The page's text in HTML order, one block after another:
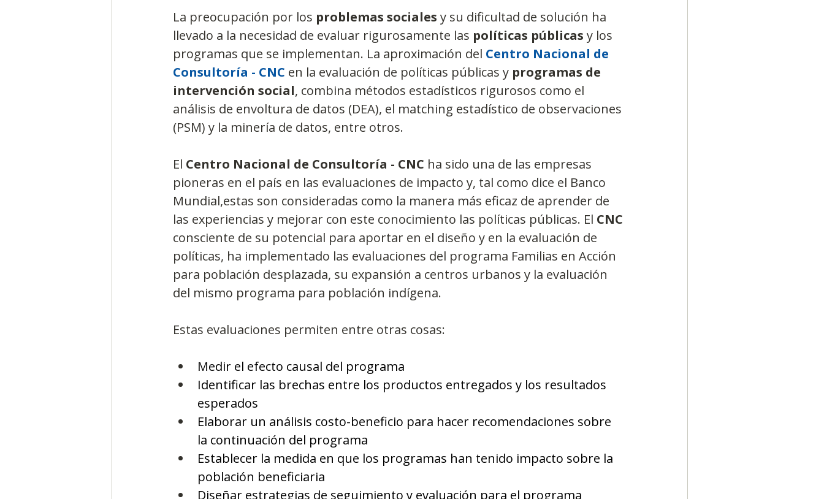
La preocupación por los problemas sociales y su dificultad de solución ha
llevado a la necesidad de evaluar rigurosamente las políticas públicas y los
programas que se implementan. La aproximación del Centro Nacional de
Consultoría - CNC en la evaluación de políticas públicas y programas de
intervención social, combina métodos estadísticos rigurosos como el
análisis de envoltura de datos (DEA), el matching estadístico de observaciones
(PSM) y la minería de datos, entre otros.
El Centro Nacional de Consultoría - CNC ha sido una de las empresas
pioneras en el país en las evaluaciones de impacto y, tal como dice el Banco
Mundial,estas son consideradas como la manera más eficaz de aprender de
las experiencias y mejorar con este conocimiento las políticas públicas. El CNC
consciente de su potencial para aportar en el diseño y en la evaluación de
políticas, ha implementado las evaluaciones del programa Familias en Acción
para población desplazada, su expansión a centros urbanos y la evaluación
del mismo programa para población indígena.
Estas evaluaciones permiten entre otras cosas:
Medir el efecto causal del programa
Identificar las brechas entre los productos entregados y los resultados
esperados
Elaborar un análisis costo-beneficio para hacer recomendaciones sobre
la continuación del programa
Establecer la medida en que los programas han tenido impacto sobre la
población beneficiaria
Diseñar estrategias de seguimiento y evaluación para el programa